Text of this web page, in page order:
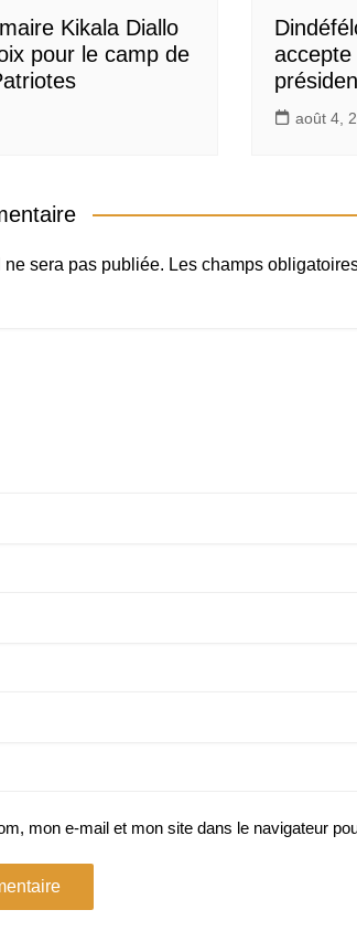
Kikala Diallo
pour le camp de
août 4,
sera pas publiée. Les champs
mon e-mail et mon site dans le navigateur